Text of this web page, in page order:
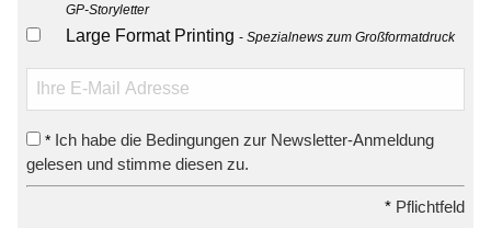
GP-Storyletter
Large Format Printing Spezialnews zum Großformatdruck
* Ich habe die Bedingungen zur Newsletter-Anmeldung
gelesen und stimme diesen zu.
* Pflichtfeld